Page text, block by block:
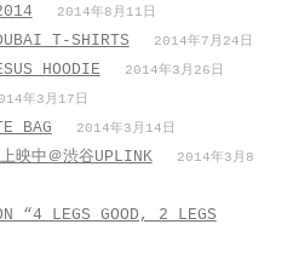
2014年8月11日
T-SHIRTS 2014年7月24日
HOODIE 2014年3月26日
年3月17日
BAG 2014年3月14日
中＠渋谷UPLINK
2014年3月8
“4 LEGS GOOD, 2 LEGS